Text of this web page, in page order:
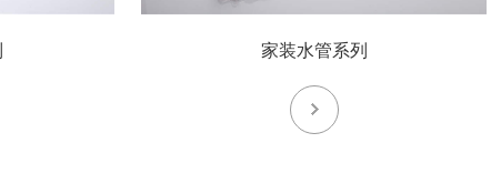
家装水管系列